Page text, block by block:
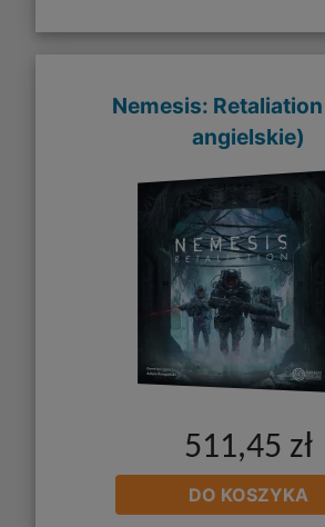
Nemesis:
angielskie)
511,45 zł
DO KOSZYKA